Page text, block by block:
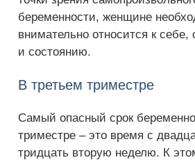
беременности, женщине
внимательно относится к
и состоянию.
В третьем триместре
Самый опасный срок
триместре – это время с
тридцать вторую неделю. К